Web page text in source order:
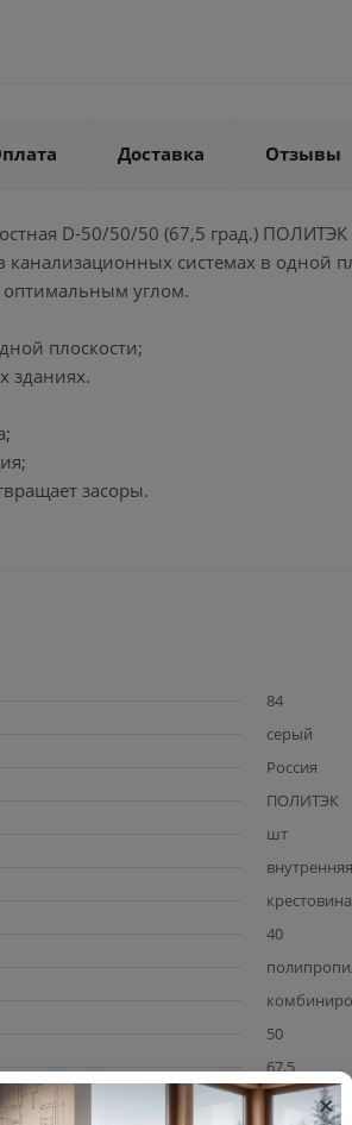
Доставка Отзывы
D-50/50/50 (67,5 град.)
системах в одной
оптимальным углом.
плоскости;
зданиях.
засоры.
84
серый
Россия
ПОЛИТЭК
шт
внутренняя
крестовина
40
50
67,5
×